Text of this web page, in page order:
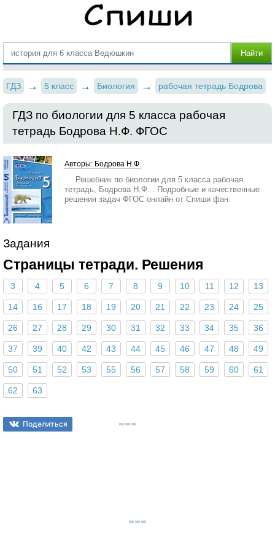
ГДЗ 5 класс Биология рабочая тетрадь Бодрова
ГДЗ по биологии для 5 класса рабочая
тетрадь Бодрова Н.Ф. ФГОС
Авторы: Бодрова Н.Ф.
Решебник по биологии для 5 класса рабочая
тетрадь, Бодрова Н.Ф. . Подробные и качественные
решения задач ФГОС онлайн от Спиши фан.
Задания
Страницы тетради. Решения
3 4 5 6 7 8 9 10 11 12 13
14 16 17 18 19 20 21 22 23 24 25
26 27 28 29 30 31 32 33 34 35 36
37 39 40 42 43 44 45 46 47 48 49
50 51 52 53 55 56 57 58 59 60 61
62 63
Поделиться